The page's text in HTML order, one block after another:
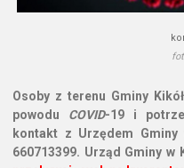
Osoby z terenu Gminy
powodu COVID-19 i
kontakt z Urzędem
660713399. Urząd Gminy w